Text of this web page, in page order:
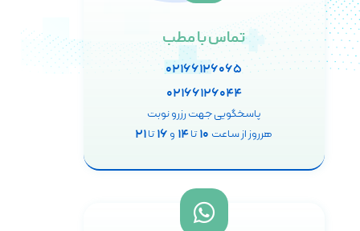
تماس با مطب
۰۲۱۶۶۱۲۶۰۶۵
۰۲۱۶۶۱۲۶۰۴۴
پاسخگویی جهت رزرو نوبت
هرروز از ساعت
تا۱۴ و ۱۶تا۲۱